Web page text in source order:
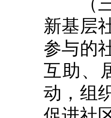
新基层
参与的
互助、
动，组